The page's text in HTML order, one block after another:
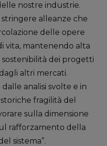
nostre industrie.
alleanze che
delle opere
vita, mantenendo alta
sostenibilità dei progetti
altri mercati.
analisi svolte e in
fragilità del
sulla dimensione
rafforzamento della
sistema”.